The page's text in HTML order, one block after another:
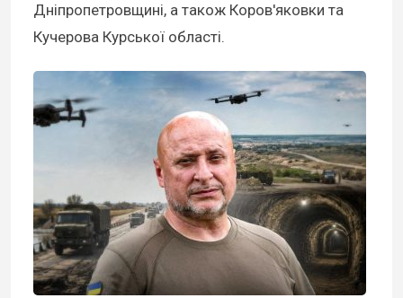
Дніпропетровщині, а також Коров'яковки та
Кучерова Курської області.